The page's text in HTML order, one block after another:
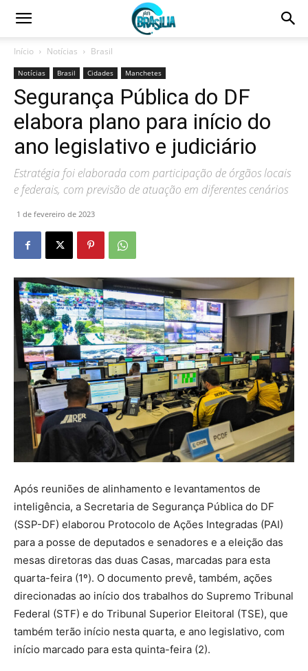
Início Notícias Brasil
Notícias Brasil Cidades Manchetes
Segurança Pública do DF
elabora plano para início do
ano legislativo e judiciário
Estratégia foi elaborada com participação de órgãos locais
e federais, com previsão de atuação em diferentes cenários
1 de fevereiro de 2023
Após reuniões de alinhamento e levantamentos de
inteligência, a Secretaria de Segurança Pública do DF
(SSP-DF) elaborou Protocolo de Ações Integradas (PAI)
para a posse de deputados e senadores e a eleição das
mesas diretoras das duas Casas, marcadas para esta
quarta-feira (1º). O documento prevê, também, ações
direcionadas ao início dos trabalhos do Supremo Tribunal
Federal (STF) e do Tribunal Superior Eleitoral (TSE), que
também terão início nesta quarta, e ano legislativo, com
início marcado para esta quinta-feira (2).